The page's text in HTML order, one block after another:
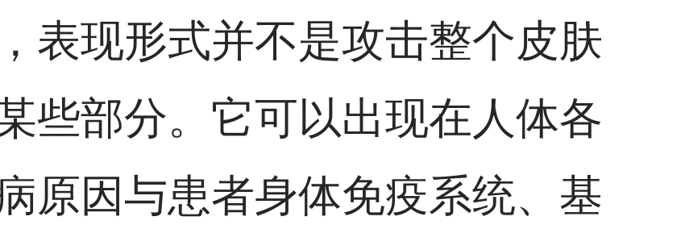
表现形式并不是攻击整个皮肤
些部分。它可以出现在人体各
原因与患者身体免疫系统、基